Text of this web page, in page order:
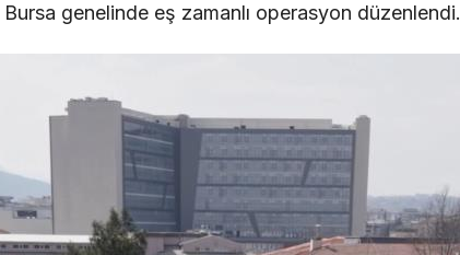
genelinde eş zamanlı operasyon düzenlendi.